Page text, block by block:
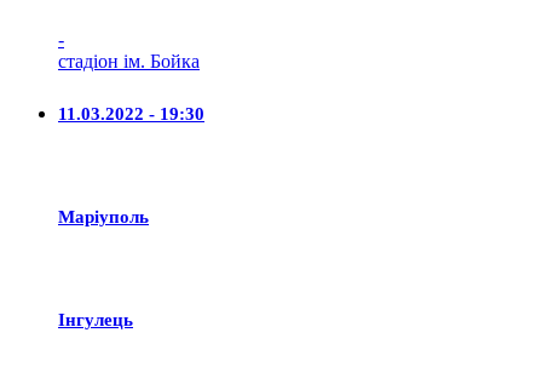
-
стадіон ім. Бойка
11.03.2022 - 19:30
Маріуполь
Iнгулець